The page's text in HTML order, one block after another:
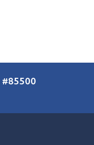
#85500